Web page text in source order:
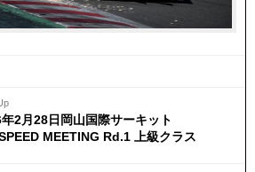
2月28日岡山国際サーキット
MEETING Rd.1 上級クラス